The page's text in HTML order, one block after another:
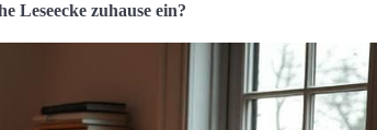
Leseecke zuhause ein?